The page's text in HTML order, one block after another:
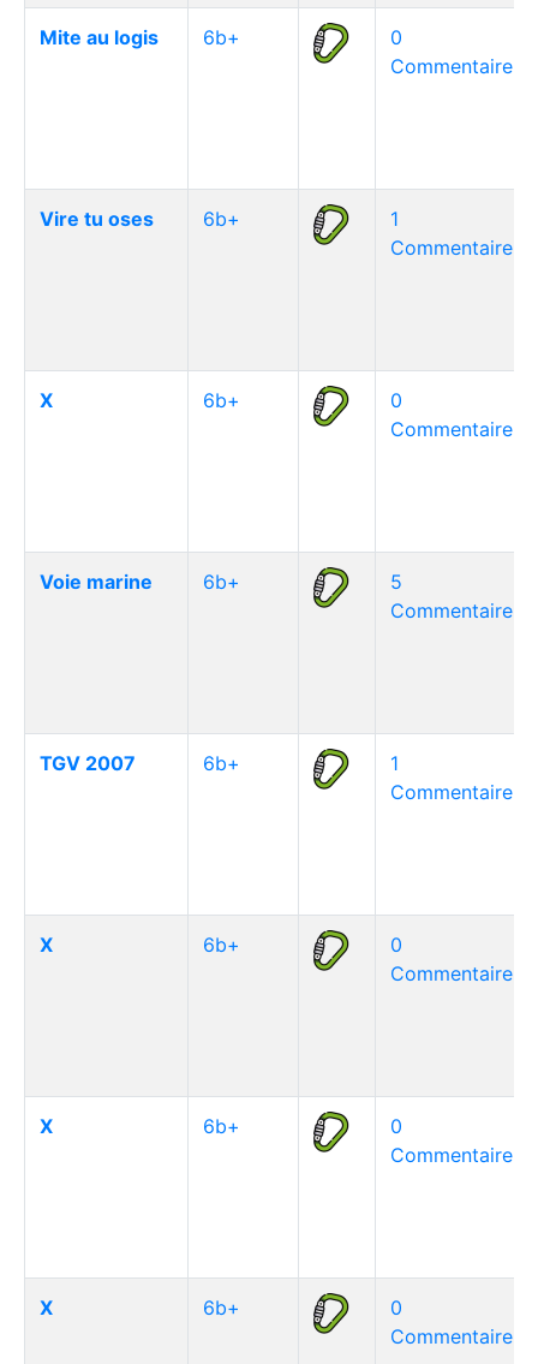
Mite au logis 6b+
0
Commentaire(s)
Vire tu oses 6b+
1
Commentaire(s)
X 6b+
0
Commentaire(s)
Voie marine 6b+
5
Commentaire(s)
TGV 2007 6b+
1
Commentaire(s)
X 6b+
0
Commentaire(s)
X 6b+
0
Commentaire(s)
X 6b+
0
Commentaire(s)